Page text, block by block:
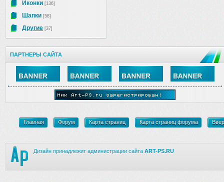
Иконки [136]
Шапки [58]
Другие [37]
ПАРТНЕРЫ САЙТА
Главная Форум Карта страниц Карта страниц форума
Дизайн принадлежит администрации сайта ART-PS.RU